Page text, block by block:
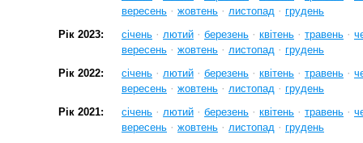
вересень · жовтень · листопад · грудень
Рік 2023:
січень · лютий · березень · квітень · травень ·
вересень · жовтень · листопад · грудень
Рік 2022:
січень · лютий · березень · квітень · травень ·
вересень · жовтень · листопад · грудень
Рік 2021:
січень · лютий · березень · квітень · травень ·
вересень · жовтень · листопад · грудень